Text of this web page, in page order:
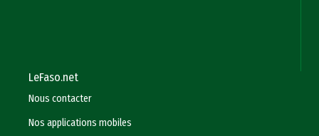
LeFaso.net
Nous contacter
Nos applications mobiles